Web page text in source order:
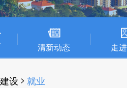
清新动态 走
设 > 就业